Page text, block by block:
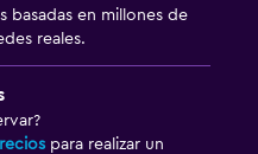
basadas en millones de
reales.
para realizar un